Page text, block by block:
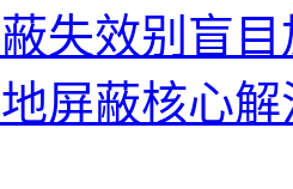
失效别盲
屏蔽核心解